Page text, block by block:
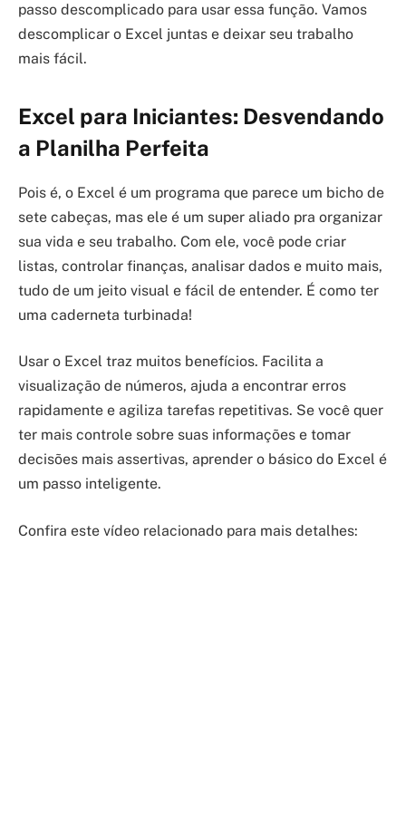
passo descomplicado para usar essa função. Vamos
descomplicar o Excel juntas e deixar seu trabalho
mais fácil.
Excel para Iniciantes: Desvendando
a Planilha Perfeita
Pois é, o Excel é um programa que parece um bicho de
sete cabeças, mas ele é um super aliado pra organizar
sua vida e seu trabalho. Com ele, você pode criar
listas, controlar finanças, analisar dados e muito mais,
tudo de um jeito visual e fácil de entender. É como ter
uma caderneta turbinada!
Usar o Excel traz muitos benefícios. Facilita a
visualização de números, ajuda a encontrar erros
rapidamente e agiliza tarefas repetitivas. Se você quer
ter mais controle sobre suas informações e tomar
decisões mais assertivas, aprender o básico do Excel é
um passo inteligente.
Confira este vídeo relacionado para mais detalhes: